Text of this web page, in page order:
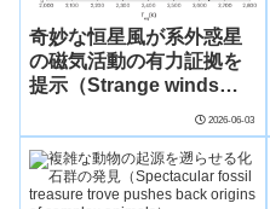
奇妙な恒星風が系外惑星
の磁気活動の有力証拠を
提示（Strange winds
reveal strongest hints
yet of magnetic activity
in exoplanets）
2026-06-03